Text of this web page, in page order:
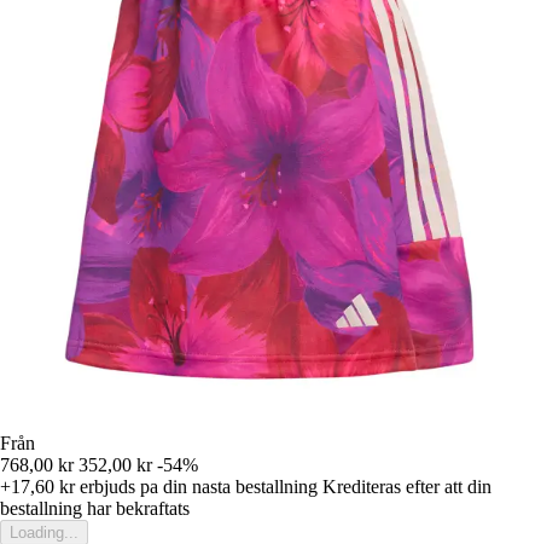
Från
768,00 kr 352,00 kr -54%
+17,60 krerbjuds pa din nasta bestallning Krediteras efter att din
bestallning har bekraftats
Loading...